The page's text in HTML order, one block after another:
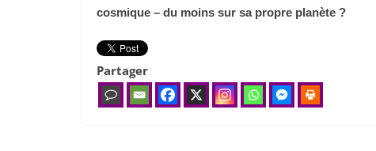
cosmique – du moins sur sa propre planète ?
Partager